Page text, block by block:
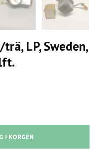
LP, Sweden,
I KORGEN